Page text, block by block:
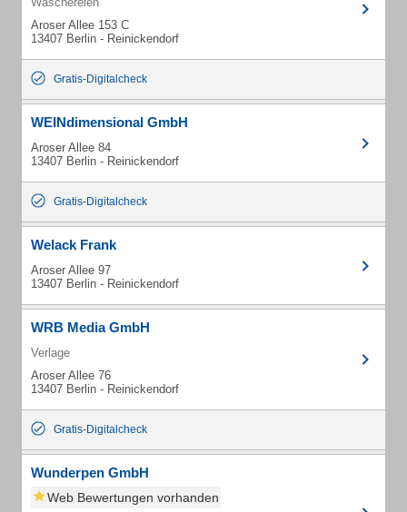
Aroser Allee 153 C
13407 Berlin - Reinickendorf
Gratis-Digitalcheck
WEINdimensional GmbH
Aroser Allee 84
13407 Berlin - Reinickendorf
Gratis-Digitalcheck
Welack Frank
Aroser Allee 97
13407 Berlin - Reinickendorf
WRB Media GmbH
Verlage
Aroser Allee 76
13407 Berlin - Reinickendorf
Gratis-Digitalcheck
Wunderpen GmbH
Web Bewertungen vorhanden